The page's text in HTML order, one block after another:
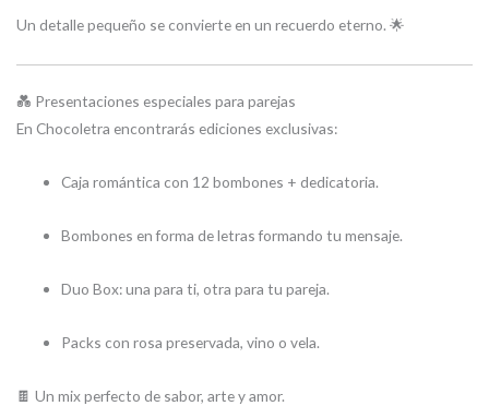
Un detalle pequeño se convierte en un recuerdo eterno. 🌟
💑 Presentaciones especiales para parejas
En Chocoletra encontrarás ediciones exclusivas:
Caja romántica con 12 bombones + dedicatoria.
Bombones en forma de letras formando tu mensaje.
Duo Box: una para ti, otra para tu pareja.
Packs con rosa preservada, vino o vela.
🍫 Un mix perfecto de sabor, arte y amor.